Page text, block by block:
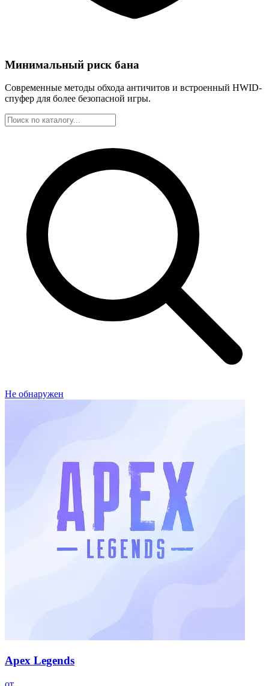
Минимальный риск бана
Современные методы обхода античитов и встроенный HWID-
спуфер для более безопасной игры.
Не обнаружен
Apex Legends
от …